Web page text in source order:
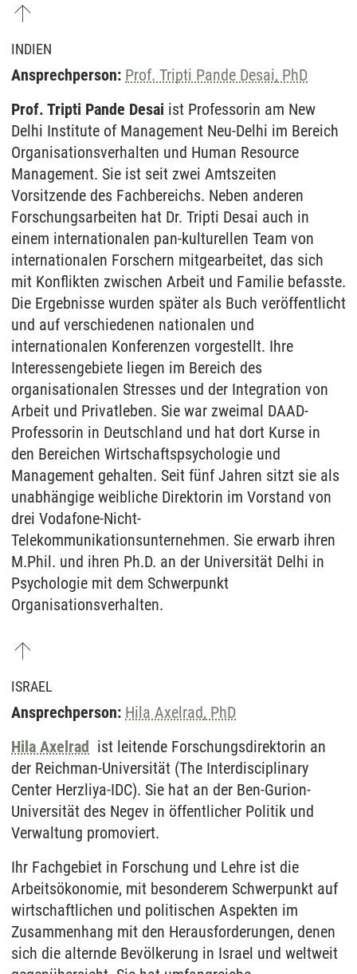
INDIEN
Ansprechperson: Prof. Tripti Pande Desai, PhD
Prof. Tripti Pande Desai ist Professorin am New
Delhi Institute of Management Neu-Delhi im Bereich
Organisationsverhalten und Human Resource
Management. Sie ist seit zwei Amtszeiten
Vorsitzende des Fachbereichs. Neben anderen
Forschungsarbeiten hat Dr. Tripti Desai auch in
einem internationalen pan-kulturellen Team von
internationalen Forschern mitgearbeitet, das sich
mit Konflikten zwischen Arbeit und Familie befasste.
Die Ergebnisse wurden später als Buch veröffentlicht
und auf verschiedenen nationalen und
internationalen Konferenzen vorgestellt. Ihre
Interessengebiete liegen im Bereich des
organisationalen Stresses und der Integration von
Arbeit und Privatleben. Sie war zweimal DAAD-
Professorin in Deutschland und hat dort Kurse in
den Bereichen Wirtschaftspsychologie und
Management gehalten. Seit fünf Jahren sitzt sie als
unabhängige weibliche Direktorin im Vorstand von
drei Vodafone-Nicht-
Telekommunikationsunternehmen. Sie erwarb ihren
M.Phil. und ihren Ph.D. an der Universität Delhi in
Psychologie mit dem Schwerpunkt
Organisationsverhalten.
ISRAEL
Ansprechperson: Hila Axelrad, PhD
Hila Axelrad ist leitende Forschungsdirektorin an
der Reichman-Universität (The Interdisciplinary
Center Herzliya-IDC). Sie hat an der Ben-Gurion-
Universität des Negev in öffentlicher Politik und
Verwaltung promoviert.
Ihr Fachgebiet in Forschung und Lehre ist die
Arbeitsökonomie, mit besonderem Schwerpunkt auf
wirtschaftlichen und politischen Aspekten im
Zusammenhang mit den Herausforderungen, denen
sich die alternde Bevölkerung in Israel und weltweit